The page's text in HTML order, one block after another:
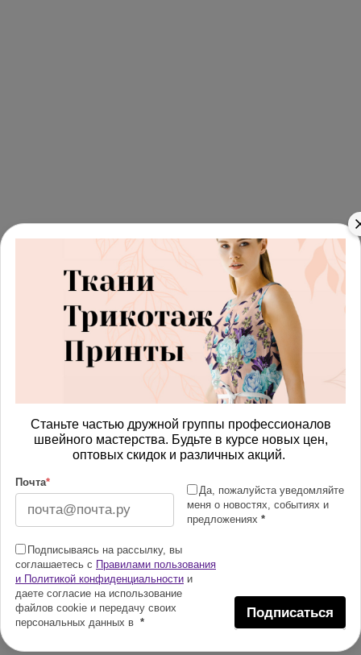
Станьте частью дружной группы профессионалов
швейного мастерства. Будьте в курсе новых цен,
оптовых скидок и различных акций.
Почта*
Да, пожалуйста уведомляйте
меня о новостях, событиях и
предложениях *
Подписываясь на рассылку, вы
соглашаетесь с Правилами пользования
и Политикой конфиденциальности и
даете согласие на использование
файлов cookie и передачу своих
персональных данных в *
Подписаться